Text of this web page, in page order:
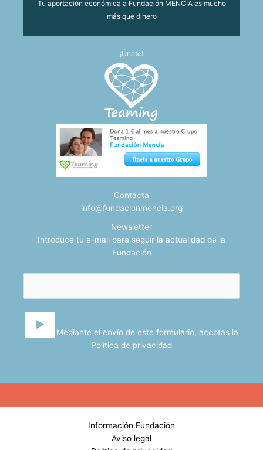
Tu aportación económica a Fundación MENCÍA es mucho
más que dinero
¡Únete!
Contacta
info@fundacionmencia.org
Newsletter
Introduce tu e-mail para seguir la actualidad de la
Fundación
Mediante el envío de este formulario, aceptas la
Política de privacidad
Información Fundación
Aviso legal